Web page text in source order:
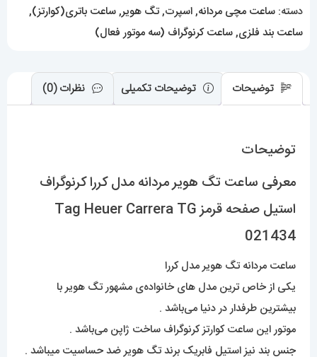
Carrera
TG
عدد
دسته: ساعت مچی مردانه,اسپرت,تگ هویر,ساعت باتری(کوارتز),
ساعت بند فلزی,ساعت کرنوگراف (سه موتور فعال)
توضیحات توضیحات تکمیلی نظرات (0)
توضیحات
معرفی ساعت تگ هویر مردانه مدل کررا کرنوگراف
استیل صفحه قرمز Tag Heuer Carrera TG
021434
ساعت مردانه تگ هویر مدل کررا
یکی از خاص ترین مدل های خانواده‌ی مشهور تگ هویر با
بیشترین طرفدار در دنیا می‌باشد .
موتور این ساعت کوارتز کرنوگراف ساخت ژاپن می‌باشد .
جنس بند نیز استیل فابریک برند تگ هویر ضد حساسیت میباشد .